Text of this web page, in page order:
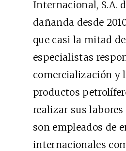
Internacional, S.A.
dañanda desde
que casi la mitad
especialistas
comercialización y
productos
realizar sus
son empleados de
internacionales